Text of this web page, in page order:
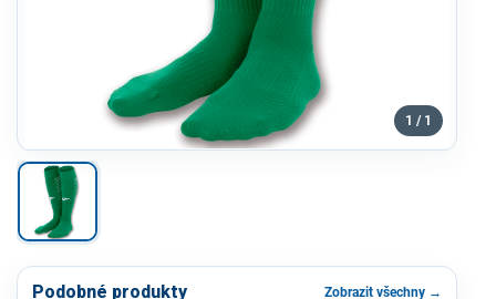
1 / 1
Podobné produkty Zobrazit všechny →